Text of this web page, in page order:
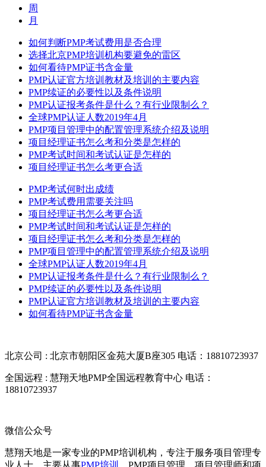
周
月
如何判断PMP考试费用是否合理
选择北京PMP培训机构要避免的雷区
如何看待PMP证书含金量
PMP认证官方培训教材及培训的主要内容
PMP续证的必要性以及条件说明
PMP认证报考条件是什么？有行业限制么？
全球PMP认证人数2019年4月
PMP项目管理中的配置管理系统介绍及说明
项目经理证书怎么考和分类是怎样的
PMP考试时间和考试认证是怎样的
项目经理证书怎么考更合适
PMP考试何时出成绩
PMP考试费用需要关注吗
项目经理证书怎么考更合适
PMP考试时间和考试认证是怎样的
项目经理证书怎么考和分类是怎样的
PMP项目管理中的配置管理系统介绍及说明
全球PMP认证人数2019年4月
PMP认证报考条件是什么？有行业限制么？
PMP续证的必要性以及条件说明
PMP认证官方培训教材及培训的主要内容
如何看待PMP证书含金量
北京公司 : 北京市朝阳区金苑大厦B座305 电话：18810723937
全国远程 : 慧翔天地PMP全国远程教育中心 电话：
18810723937
微信公众号
慧翔天地是一家专业的PMP培训机构，专注于服务项目管理专